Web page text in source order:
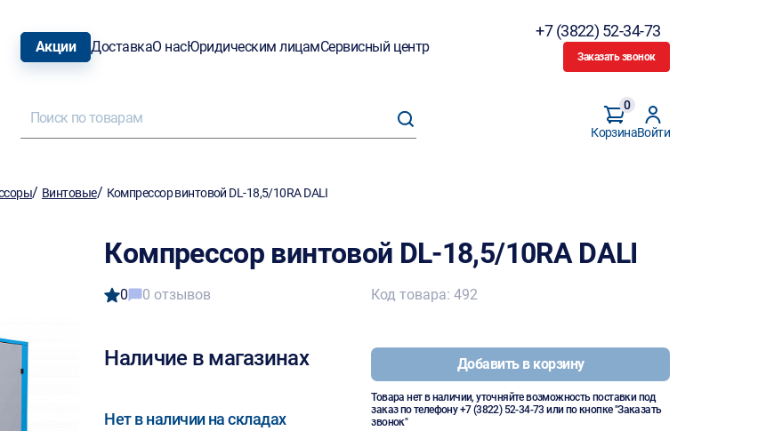
Акции ДоставкаО насЮридическим лицамСервисный центр
+7 (3822) 52-34-73
Заказать звонок
Корзина
0
Войти
/ Винтовые/ Компрессор винтовой DL-18,5/10RA DALI
Компрессор винтовой DL-18,5/10RA DALI
0 0 отзывов
Наличие в магазинах
Нет в наличии на складах
Код товара: 492
Добавить в корзину
Товара нет в наличии, уточняйте возможность поставки под
заказ по телефону+7 (3822) 52-34-73 или по кнопке "Заказать
звонок"